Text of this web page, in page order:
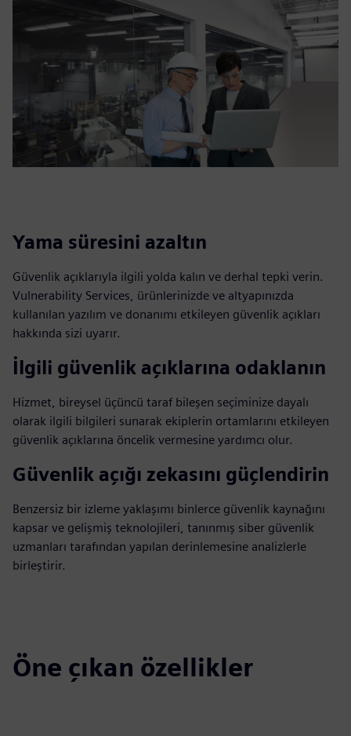
Yama süresini azaltın
Güvenlik açıklarıyla ilgili yolda kalın ve derhal tepki verin.
Vulnerability Services, ürünlerinizde ve altyapınızda
kullanılan yazılım ve donanımı etkileyen güvenlik açıkları
hakkında sizi uyarır.
İlgili güvenlik açıklarına odaklanın
Hizmet, bireysel üçüncü taraf bileşen seçiminize dayalı
olarak ilgili bilgileri sunarak ekiplerin ortamlarını etkileyen
güvenlik açıklarına öncelik vermesine yardımcı olur.
Güvenlik açığı zekasını güçlendirin
Benzersiz bir izleme yaklaşımı binlerce güvenlik kaynağını
kapsar ve gelişmiş teknolojileri, tanınmış siber güvenlik
uzmanları tarafından yapılan derinlemesine analizlerle
birleştirir.
Öne çıkan özellikler